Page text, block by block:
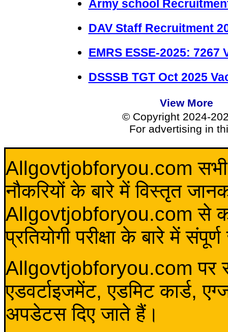
Army school Recruitment
DAV Staff Recruitment
EMRS ESSE-2025: 7267
DSSSB TGT Oct 2025
View More
© Copyright 2024-
For advertising in
Allgovtjobforyou.com सभी
नौकरियों के बारे में विस्तृत
Allgovtjobforyou.com से कोई
प्रतियोगी परीक्षा के बारे में
Allgovtjobforyou.com पर
एडवर्टाइजमेंट, एडमिट कार्ड,
अपडेटस दिए जाते हैं।